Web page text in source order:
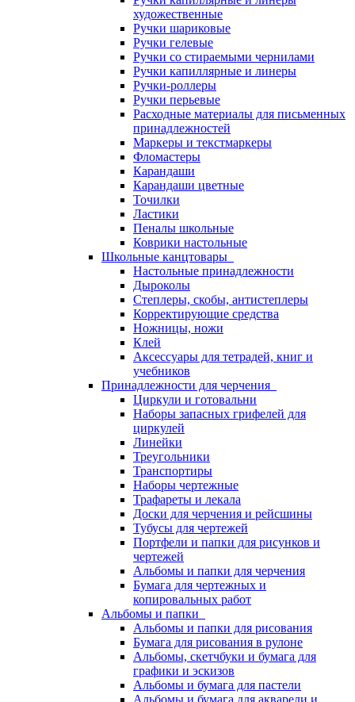
художественные
Ручки шариковые
Ручки гелевые
Ручки со стираемыми чернилами
Ручки капиллярные и линеры
Ручки-роллеры
Ручки перьевые
Расходные материалы для письменных
принадлежностей
Маркеры и текстмаркеры
Фломастеры
Карандаши
Карандаши цветные
Точилки
Ластики
Пеналы школьные
Коврики настольные
Школьные канцтовары
Настольные принадлежности
Дыроколы
Степлеры, скобы, антистеплеры
Корректирующие средства
Ножницы, ножи
Клей
Аксессуары для тетрадей, книг и
учебников
Принадлежности для черчения
Циркули и готовальни
Наборы запасных грифелей для
циркулей
Линейки
Треугольники
Транспортиры
Наборы чертежные
Трафареты и лекала
Доски для черчения и рейсшины
Тубусы для чертежей
Портфели и папки для рисунков и
чертежей
Альбомы и папки для черчения
Бумага для чертежных и
копировальных работ
Альбомы и папки
Альбомы и папки для рисования
Бумага для рисования в рулоне
Альбомы, скетчбуки и бумага для
графики и эскизов
Альбомы и бумага для пастели
Альбомы и бумага для акварели и